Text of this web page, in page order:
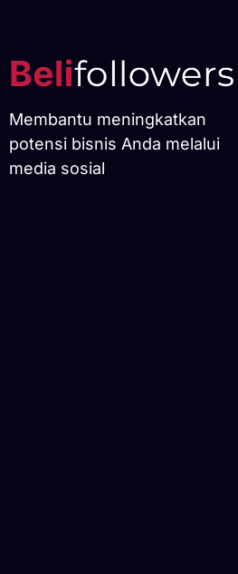
Membantu meningkatkan
potensi bisnis Anda melalui
media sosial